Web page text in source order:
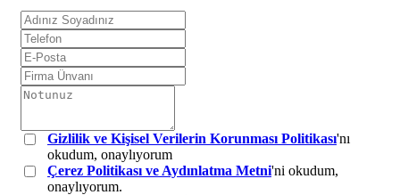
Gizlilik ve Kişisel Verilerin Korunması Politikası'nı
okudum, onaylıyorum
Çerez Politikası ve Aydınlatma Metni'ni okudum,
onaylıyorum.